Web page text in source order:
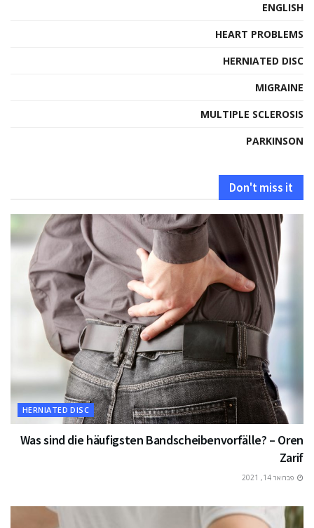
ENGLISH
HEART PROBLEMS
HERNIATED DISC
MIGRAINE
MULTIPLE SCLEROSIS
PARKINSON
Don't miss it
HERNIATED DISC
Was sind die häufigsten Bandscheibenvorfälle? – Oren
Zarif
פברואר 14, 2021